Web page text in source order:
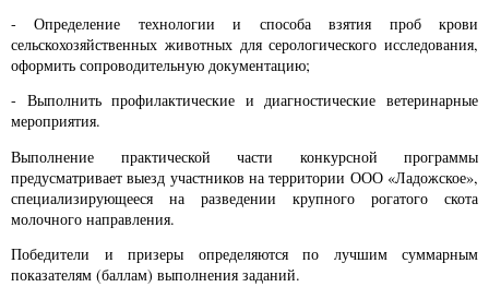
- Определение технологии и способа взятия проб крови
сельскохозяйственных животных для серологического исследования,
оформить сопроводительную документацию;
- Выполнить профилактические и диагностические ветеринарные
мероприятия.
Выполнение практической части конкурсной программы
предусматривает выезд участников на территории ООО «Ладожское»,
специализирующееся на разведении крупного рогатого скота
молочного направления.
Победители и призеры определяются по лучшим суммарным
показателям (баллам) выполнения заданий.